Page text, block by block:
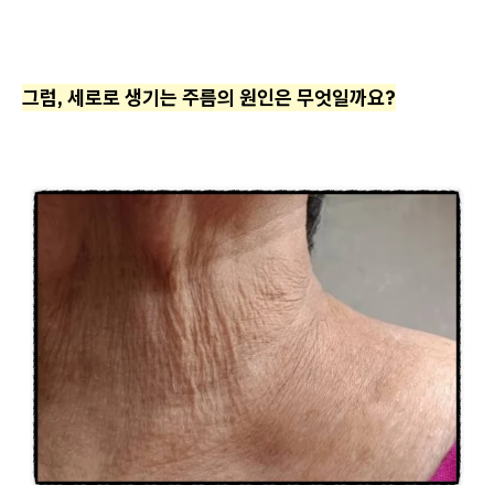
그럼, 세로로 생기는 주름의 원인은 무엇일까요?